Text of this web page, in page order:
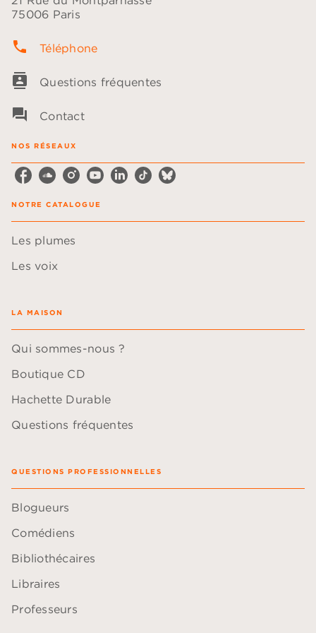
75006 Paris
phone Téléphone
contacts Questions fréquentes
question_answer Contact
NOS RÉSEAUX
NOTRE CATALOGUE
Les plumes
Les voix
LA MAISON
Qui sommes-nous ?
Boutique CD
Hachette Durable
Questions fréquentes
QUESTIONS PROFESSIONNELLES
Blogueurs
Comédiens
Bibliothécaires
Libraires
Professeurs